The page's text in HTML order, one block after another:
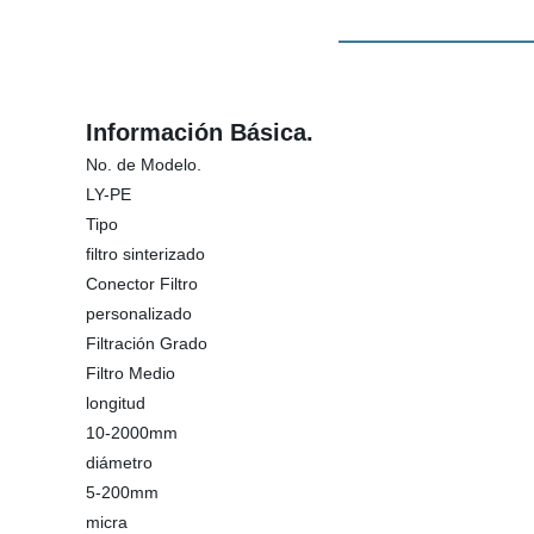
Información Básica.
No. de Modelo.
LY-PE
Tipo
filtro sinterizado
Conector Filtro
personalizado
Filtración Grado
Filtro Medio
longitud
10-2000mm
diámetro
5-200mm
micra